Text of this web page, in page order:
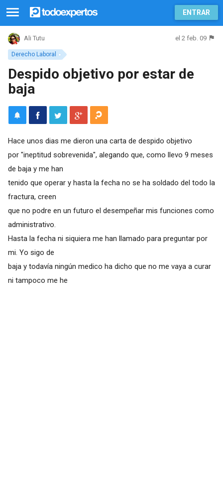
ENTRAR
Derecho Laboral
Ali Tutu el 2 feb. 09
Despido objetivo por estar de
baja
Hace unos dias me dieron una carta de despido objetivo
por "ineptitud sobrevenida", alegando que, como llevo 9 meses
de baja y me han
tenido que operar y hasta la fecha no se ha soldado del todo la
fractura, creen
que no podre en un futuro el desempeñar mis funciones como
administrativo.
Hasta la fecha ni siquiera me han llamado para preguntar por
mi. Yo sigo de
baja y todavía ningún medico ha dicho que no me vaya a curar
ni tampoco me he